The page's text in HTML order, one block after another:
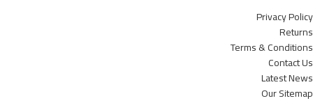
Privacy Policy
Returns
Terms & Conditions
Contact Us
Latest News
Our Sitemap